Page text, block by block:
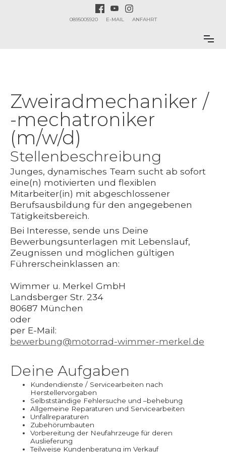
0895005920 E-MAIL ANFAHRT
Zweiradmechaniker /
-mechatroniker
(m/w/d)
Stellenbeschreibung
Junges, dynamisches Team sucht ab sofort
eine(n) motivierten und flexiblen
Mitarbeiter(in) mit abgeschlossener
Berufsausbildung für den angegebenen
Tätigkeitsbereich.
Bei Interesse, sende uns Deine
Bewerbungsunterlagen mit Lebenslauf,
Zeugnissen und möglichen gültigen
Führerscheinklassen an:
Wimmer u. Merkel GmbH
Landsberger Str. 234
80687 München
oder
per E-Mail:
bewerbung@motorrad-wimmer-merkel.de
Deine Aufgaben
Kundendienste / Servicearbeiten nach
Herstellervorgaben
Selbstständige Fehlersuche und –behebung
Allgemeine Reparaturen und Servicearbeiten
Unfallreparaturen
Zubehörumbauten
Vorbereitung der Neufahrzeuge für deren
Auslieferung
Teilweise Kundenberatung im Verkauf